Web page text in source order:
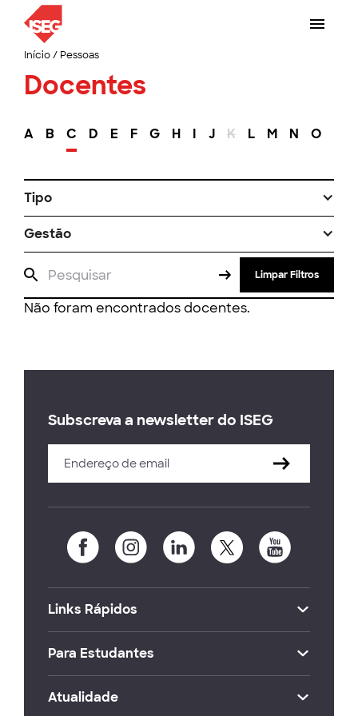
Início/ Pessoas
Docentes
A B C D E F G H I J K L M N O
Tipo
Gestão
Limpar Filtros
Não foram encontrados docentes.
Subscreva a newsletter do ISEG
Links Rápidos
Para Estudantes
Atualidade